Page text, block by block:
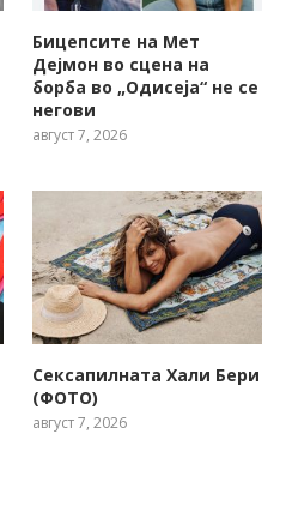
Бицепсите на Мет
Дејмон во сцена на
борба во „Одисеја“ не се
негови
август 7, 2026
Сексапилната Хали Бери
(ФОТО)
август 7, 2026